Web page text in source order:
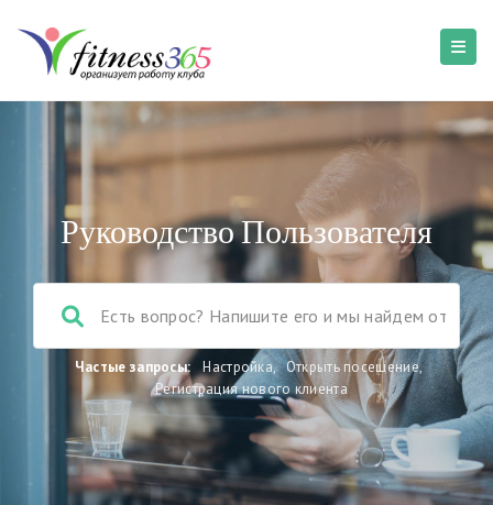
Руководство Пользователя
Частые запросы: Настройка, Открыть посещение,
Регистрация нового клиента